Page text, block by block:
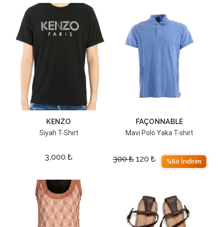
KENZO
Siyah T-Shirt
3,000 ₺
FAÇONNABLE
Mavi Polo Yaka T-shirt
300₺ 120 ₺ %60 İndirim